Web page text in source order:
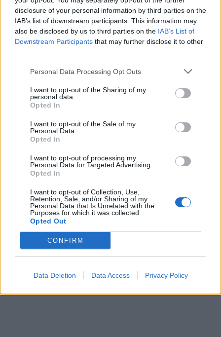
disclosure of your personal information by third parties on the
IAB’s list of downstream participants. This information may
also be disclosed by us to third parties on the IAB’s List of
Downstream Participants that may further disclose it to other
Personal Data Processing Opt Outs
I want to opt-out of the Sharing of my
personal data.
Opted In
I want to opt-out of the Sale of my
Personal Data.
Opted In
I want to opt-out of processing my
Personal Data for Targeted Advertising.
Opted In
I want to opt-out of Collection, Use,
Retention, Sale, and/or Sharing of my
Personal Data that Is Unrelated with the
Purposes for which it was collected.
Opted Out
CONFIRM
Data Deletion Data Access Privacy Policy
rundt McDonald’s.
Han nevnte også Hvervenbukta som en kjent møteplass hvor
politiet mottar meldinger om støy og uro.
de kjører gjennom boligområder.
– Vi har ikke ressurser til å kjøre bak hver buss og passe på
støynivået. Vi reagerer når vi kommer over det, men det er
såpass mange at vi ikke har sjans til å følge opp hver enkelt, sa
Han viste til at rundt 40 russebusser ble bortvist fra Gardermoen i
Avslutningsvis understreket Wold at politiet jobber med
problemstillingene på flere nivåer, men at ressursbruk og
prioriteringer påvirker hvor mye som kan følges opp i praksis.
Nyheter
På forsiden nå